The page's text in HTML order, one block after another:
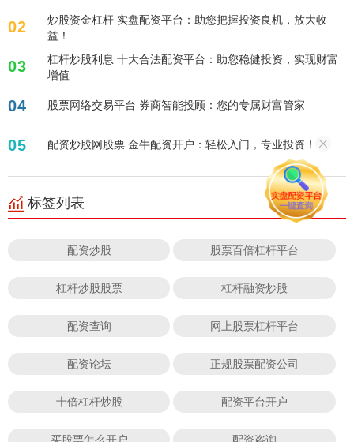
02
炒股资金杠杆 实盘配资平台：助您把握投资良机，放大收
益！
03
杠杆炒股利息 十大合法配资平台：助您稳健投资，实现财富
增值
04 股票网络交易平台 券商智能投顾：您的专属财富管家
05 配资炒股网股票 金牛配资开户：轻松入门，专业投资！
标签列表
配资炒股 股票百倍杠杆平台
杠杆炒股股票 杠杆融资炒股
配资查询 网上股票杠杆平台
配资论坛 正规股票配资公司
十倍杠杆炒股 配资平台开户